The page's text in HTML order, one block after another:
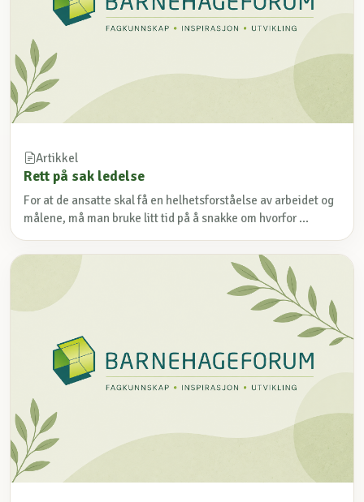
Artikkel
Rett på sak ledelse
For at de ansatte skal få en helhetsforståelse av arbeidet og
målene, må man bruke litt tid på å snakke om hvorfor ...